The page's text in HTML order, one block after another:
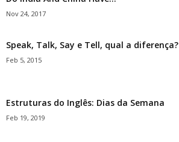
Nov 24, 2017
Speak, Talk, Say e Tell, qual a diferença?
Feb 5, 2015
Estruturas do Inglês: Dias da Semana
Feb 19, 2019